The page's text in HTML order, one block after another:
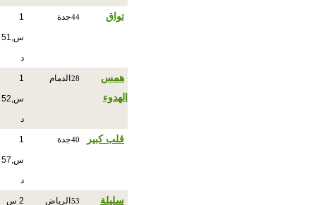
تواق 44جدة 1
س,51
د
همس
الهدوء
28 الدمام 1
س,52
د
قلب كبير 40جدة 1
س,57
د
سليلة
53 الرياض 2 س